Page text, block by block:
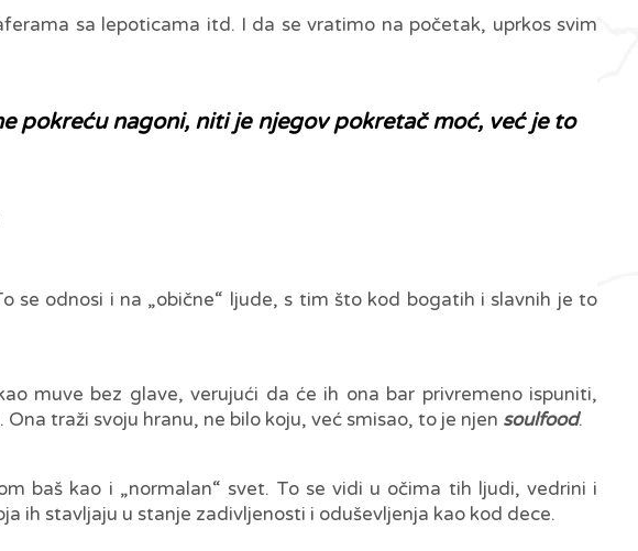
sa lepoticama itd. I da se vratimo na početak, uprkos svim
pokreću nagoni, niti je njegov pokretač moć, već je to
se odnosi i na „obične“ ljude, s tim što kod bogatih i slavnih je to
muve bez glave, verujući da će ih ona bar privremeno ispuniti,
traži svoju hranu, ne bilo koju, već smisao, to je njen soulfood.
baš kao i „normalan“ svet. To se vidi u očima tih ljudi, vedrini i
ih stavljaju u stanje zadivljenosti i oduševljenja kao kod dece.